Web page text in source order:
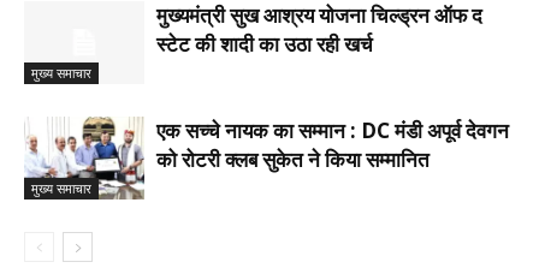
मुख्य समाचार
मुख्यमंत्री सुख आश्रय योजना चिल्ड्रन ऑफ द
स्टेट की शादी का उठा रही खर्च
मुख्य समाचार
एक सच्चे नायक का सम्मान : DC मंडी अपूर्व देवगन
को रोटरी क्लब सुकेत ने किया सम्मानित